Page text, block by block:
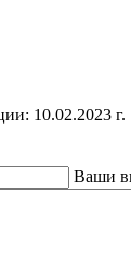
10.02.2023 г.
Ваши